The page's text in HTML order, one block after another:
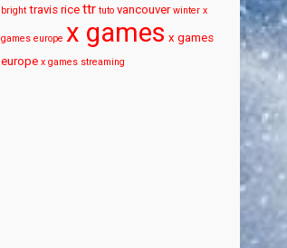
bright travis rice ttr tuto vancouver winter x
games europe x games x games
europe x games streaming